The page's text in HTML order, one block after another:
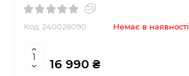
Код: 240028090 Немає в наявності
16 990 ₴